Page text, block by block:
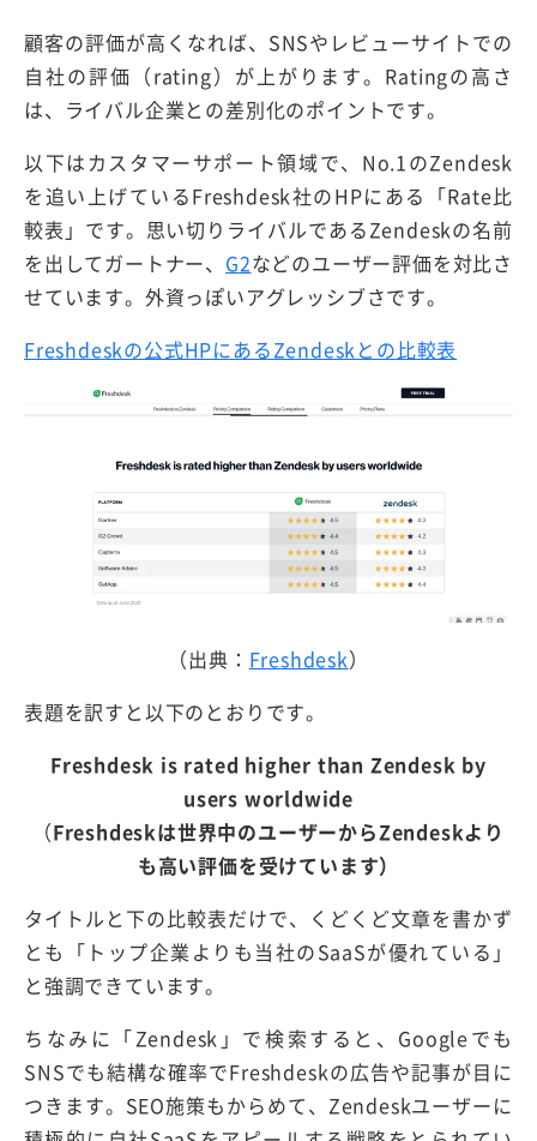
顧客の評価が高くなれば、SNSやレビューサイトでの
自社の評価（rating）が上がります。Ratingの高さ
は、ライバル企業との差別化のポイントです。
以下はカスタマーサポート領域で、No.1のZendesk
を追い上げているFreshdesk社のHPにある「Rate比
較表」です。思い切りライバルであるZendeskの名前
を出してガートナー、 G2などのユーザー評価を対比さ
せています。外資っぽいアグレッシブさです。
Freshdeskの公式HPにあるZendeskとの比較表
（出典： Freshdesk）
表題を訳すと以下のとおりです。
Freshdesk is rated higher than Zendesk by
users worldwide
（Freshdeskは世界中のユーザーからZendeskより
も高い評価を受けています）
タイトルと下の比較表だけで、くどくど文章を書かず
とも「トップ企業よりも当社のSaaSが優れている」
と強調できています。
ちなみに「Zendesk」で検索すると、Googleでも
SNSでも結構な確率でFreshdeskの広告や記事が目に
つきます。SEO施策もからめて、Zendeskユーザーに